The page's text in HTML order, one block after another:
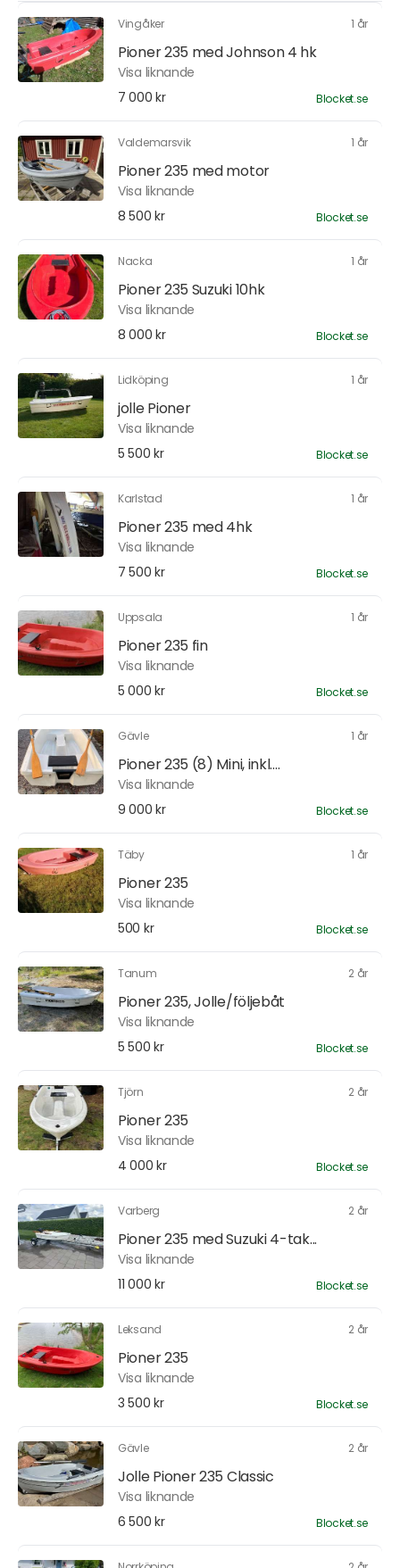
Vingåker 1 år
Pioner 235 med Johnson 4 hk
Visa liknande
7 000 kr
Blocket.se
Valdemarsvik 1 år
Pioner 235 med motor
Visa liknande
8 500 kr
Blocket.se
Nacka 1 år
Pioner 235 Suzuki 10hk
Visa liknande
8 000 kr
Blocket.se
Lidköping 1 år
jolle Pioner
Visa liknande
5 500 kr
Blocket.se
Karlstad 1 år
Pioner 235 med 4hk
Visa liknande
7 500 kr
Blocket.se
Uppsala 1 år
Pioner 235 fin
Visa liknande
5 000 kr
Blocket.se
Gävle 1 år
Pioner 235 (8) Mini, inkl....
Visa liknande
9 000 kr
Blocket.se
Täby 1 år
Pioner 235
Visa liknande
500 kr
Blocket.se
Tanum 2 år
Pioner 235, Jolle/följebåt
Visa liknande
5 500 kr
Blocket.se
Tjörn 2 år
Pioner 235
Visa liknande
4 000 kr
Blocket.se
Varberg 2 år
Pioner 235 med Suzuki 4-tak...
Visa liknande
11 000 kr
Blocket.se
Leksand 2 år
Pioner 235
Visa liknande
3 500 kr
Blocket.se
Gävle 2 år
Jolle Pioner 235 Classic
Visa liknande
6 500 kr
Blocket.se